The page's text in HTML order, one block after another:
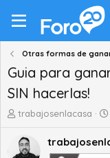
Otras formas de
Guia para
SIN hacerlas!
A
t
o
trabajosenlacasa